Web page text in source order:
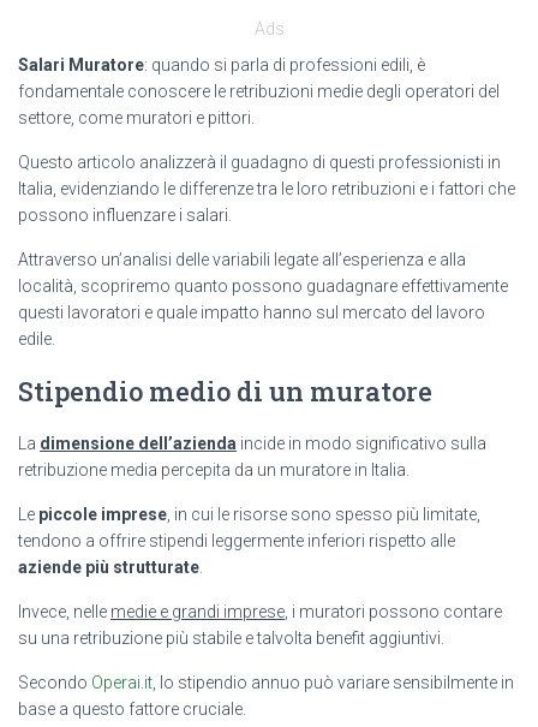
Ads
Salari Muratore: quando si parla di professioni edili, è
fondamentale conoscere le retribuzioni medie degli operatori del
settore, come muratori e pittori.
Questo articolo analizzerà il guadagno di questi professionisti in
Italia, evidenziando le differenze tra le loro retribuzioni e i fattori che
possono influenzare i salari.
Attraverso un’analisi delle variabili legate all’esperienza e alla
località, scopriremo quanto possono guadagnare effettivamente
questi lavoratori e quale impatto hanno sul mercato del lavoro
edile.
Stipendio medio di un muratore
La dimensione dell’azienda incide in modo significativo sulla
retribuzione media percepita da un muratore in Italia.
Le piccole imprese , in cui le risorse sono spesso più limitate,
tendono a offrire stipendi leggermente inferiori rispetto alle
aziende più strutturate
Invece, nelle medie e grandi imprese , i muratori possono contare
su una retribuzione più stabile e talvolta benefit aggiuntivi.
Secondo Operai.it , lo stipendio annuo può variare sensibilmente in
base a questo fattore cruciale.